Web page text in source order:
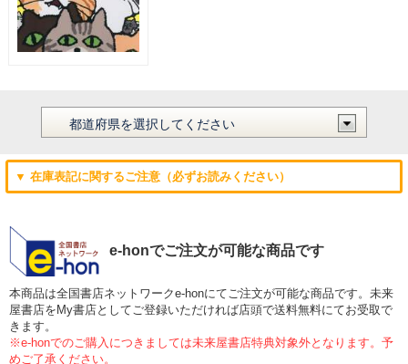
▼ 在庫表記に関するご注意（必ずお読みください）
e-honでご注文が可能な商品です
本商品は全国書店ネットワークe-honにてご注文が可能な商品です。未来
屋書店をMy書店としてご登録いただければ店頭で送料無料にてお受取で
きます。
※e-honでのご購入につきましては未来屋書店特典対象外となります。予
めご了承ください。